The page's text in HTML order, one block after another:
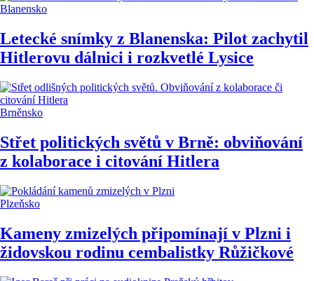
Blanensko
Letecké snímky z Blanenska: Pilot zachytil
Hitlerovu dálnici i rozkvetlé Lysice
Brněnsko
Střet politických světů v Brně: obviňování
z kolaborace i citování Hitlera
Plzeňsko
Kameny zmizelých připomínají v Plzni i
židovskou rodinu cembalistky Růžičkové